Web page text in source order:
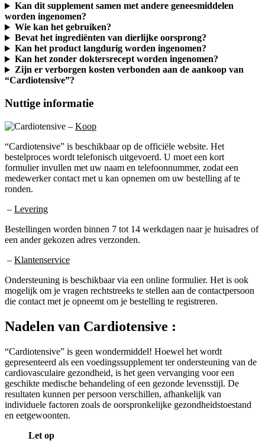
Kan dit supplement samen met andere geneesmiddelen
worden ingenomen?
Wie kan het gebruiken?
Bevat het ingrediënten van dierlijke oorsprong?
Kan het product langdurig worden ingenomen?
Kan het zonder doktersrecept worden ingenomen?
Zijn er verborgen kosten verbonden aan de aankoop van
“Cardiotensive”?
Nuttige informatie
– Koop
“Cardiotensive” is beschikbaar op de officiële website. Het
bestelproces wordt telefonisch uitgevoerd. U moet een kort
formulier invullen met uw naam en telefoonnummer, zodat een
medewerker contact met u kan opnemen om uw bestelling af te
ronden.
– Levering
Bestellingen worden binnen 7 tot 14 werkdagen naar je huisadres of
een ander gekozen adres verzonden.
– Klantenservice
Ondersteuning is beschikbaar via een online formulier. Het is ook
mogelijk om je vragen rechtstreeks te stellen aan de contactpersoon
die contact met je opneemt om je bestelling te registreren.
Nadelen van Cardiotensive :
“Cardiotensive” is geen wondermiddel! Hoewel het wordt
gepresenteerd als een voedingssupplement ter ondersteuning van de
cardiovasculaire gezondheid, is het geen vervanging voor een
geschikte medische behandeling of een gezonde levensstijl. De
resultaten kunnen per persoon verschillen, afhankelijk van
individuele factoren zoals de oorspronkelijke gezondheidstoestand
en eetgewoonten.
Let op